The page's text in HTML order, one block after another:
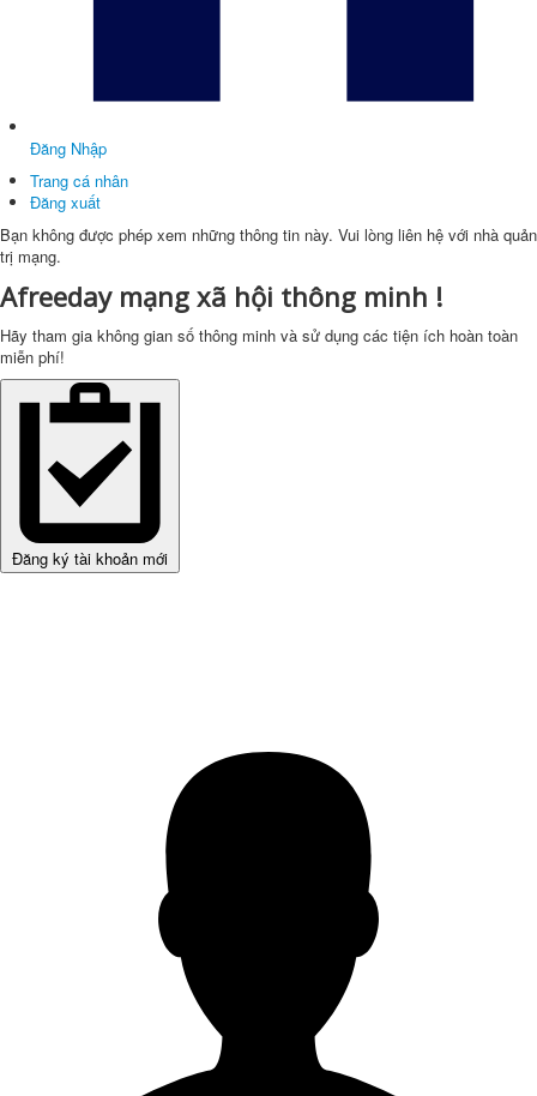
Đăng Nhập
Trang cá nhân
Đăng xuất
Bạn không được phép xem những thông tin này. Vui lòng liên hệ với nhà quản
trị mạng.
Afreeday mạng xã hội thông minh !
Hãy tham gia không gian số thông minh và sử dụng các tiện ích hoàn toàn
miễn phí!
Đăng ký tài khoản mới